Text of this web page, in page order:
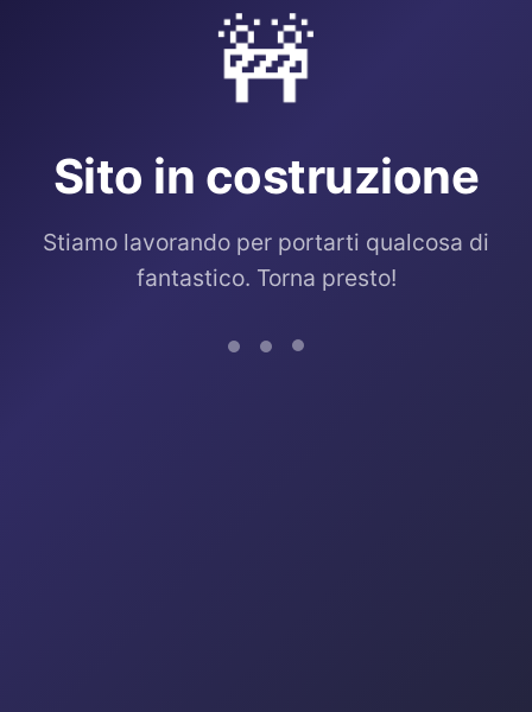
🚧
Sito in costruzione
Stiamo lavorando per portarti qualcosa di
fantastico. Torna presto!